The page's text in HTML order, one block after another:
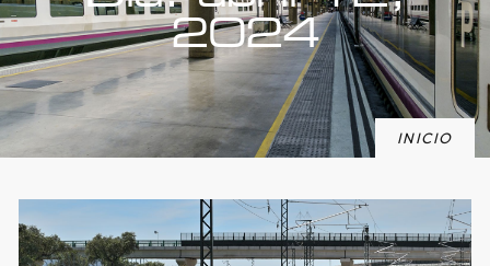
2024
INICIO